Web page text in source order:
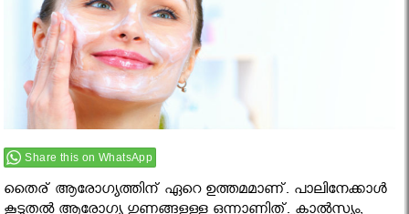
Share this on WhatsApp
തൈര് ആരോഗ്യത്തിന് ഏറെ ഉത്തമമാണ്. പാലിനേക്കാള്‍